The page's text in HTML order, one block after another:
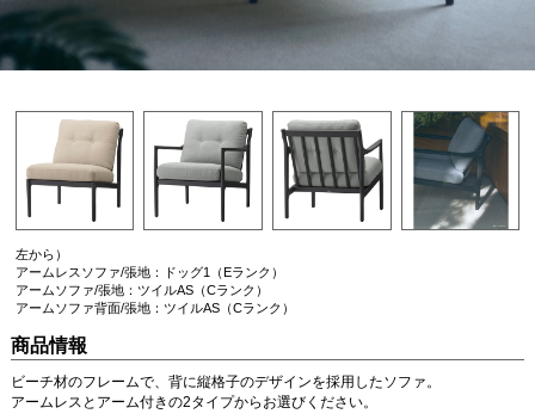
左から）
アームレスソファ/張地：ドッグ1（Eランク）
アームソファ/張地：ツイルAS（Cランク）
アームソファ背面/張地：ツイルAS（Cランク）
商品情報
ビーチ材のフレームで、背に縦格子のデザインを採用したソファ。
アームレスとアーム付きの2タイプからお選びください。